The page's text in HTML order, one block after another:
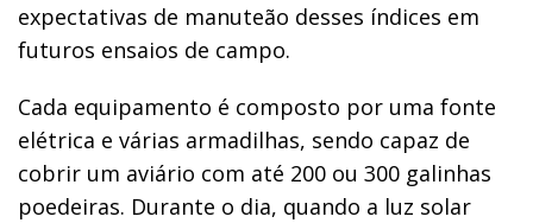
expectativas de manuteão desses índices em
futuros ensaios de campo.
Cada equipamento é composto por uma fonte
elétrica e várias armadilhas, sendo capaz de
cobrir um aviário com até 200 ou 300 galinhas
poedeiras. Durante o dia, quando a luz solar